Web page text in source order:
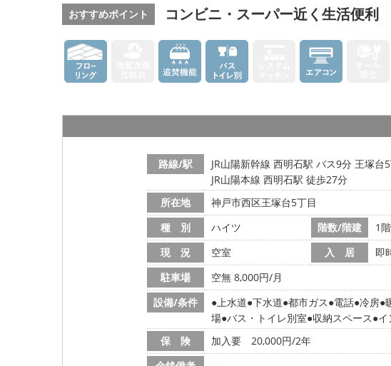
おすすめポイント コンビニ・スーパー近く生活便
路線/駅
JR山陽新幹線 西明石駅 バス9分 王塚台
JR山陽本線 西明石駅 徒歩27分
所在地
神戸市西区王塚台5丁目
種 別
ハイツ 階数/階建 1
現 況
空室 入 居 即
駐車場
空無 8,000円/月
設備/条件
上水道 下水道 都市ガス 電話 冷房
場 バス・トイレ別室 収納スペース
保 険
加入要 20,000円/2年